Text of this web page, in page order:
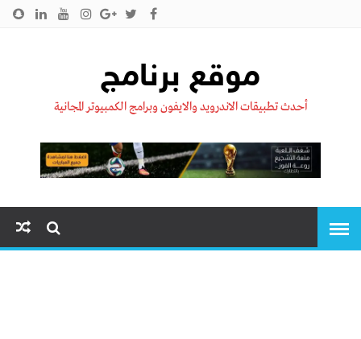
موقع برنامج
أحدث تطبيقات الاندرويد والايفون وبرامج الكمبيوتر المجانية